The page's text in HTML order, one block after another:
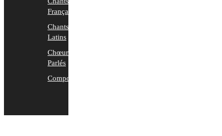
Français
Chants
Latins
Chœurs
Parlés
Compositions